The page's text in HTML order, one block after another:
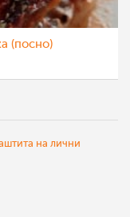
(посно)
на лични